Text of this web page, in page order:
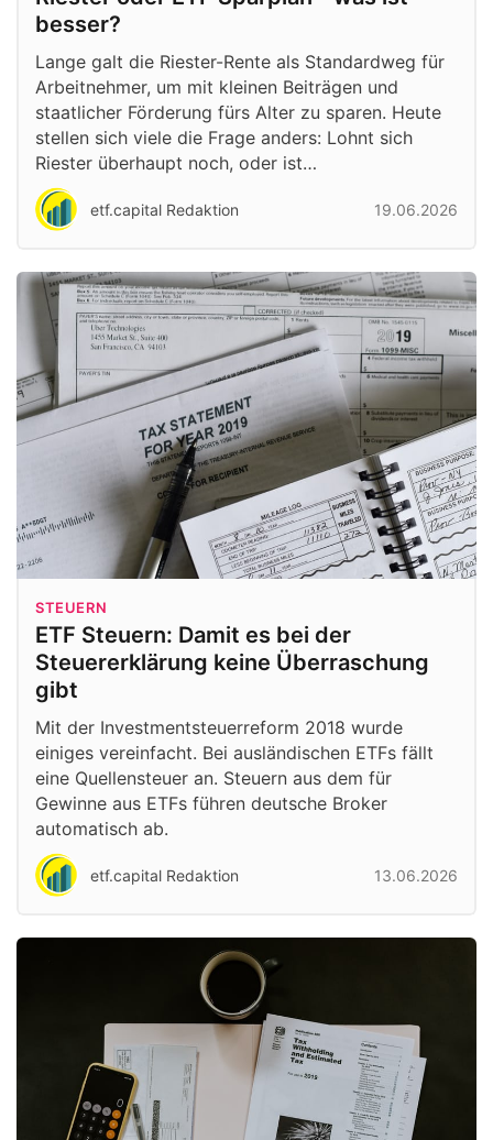
besser?
Lange galt die Riester-Rente als Standardweg für
Arbeitnehmer, um mit kleinen Beiträgen und
staatlicher Förderung fürs Alter zu sparen. Heute
stellen sich viele die Frage anders: Lohnt sich
Riester überhaupt noch, oder ist…
etf.capital Redaktion 19.06.2026
STEUERN
ETF Steuern: Damit es bei der
Steuererklärung keine Überraschung
gibt
Mit der Investmentsteuerreform 2018 wurde
einiges vereinfacht. Bei ausländischen ETFs fällt
eine Quellensteuer an. Steuern aus dem für
Gewinne aus ETFs führen deutsche Broker
automatisch ab.
etf.capital Redaktion 13.06.2026